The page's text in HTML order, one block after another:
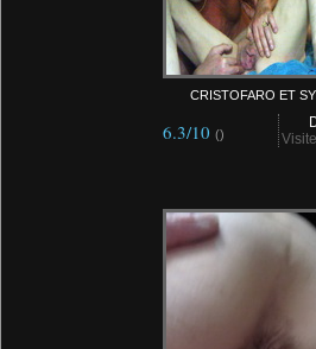
CRISTOFARO ET
6.3/10 ()